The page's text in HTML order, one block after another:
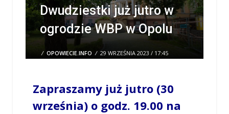
Dwudziestki już jutro w
ogrodzie WBP w Opolu
/ OPOWIECIE.INFO / 29 WRZEŚNIA 2023 / 17:45
0 COMMENTS
Zapraszamy już jutro (30
września) o godz. 19.00 na